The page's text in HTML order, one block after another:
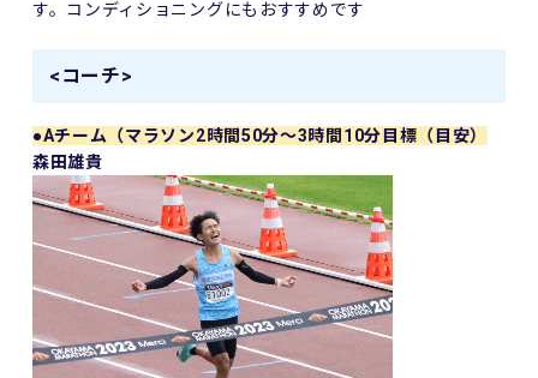
す。コンディショニングにもおすすめです
<コーチ>
●Aチーム（マラソン2時間50分～3時間10分目標（目安）
森田雄貴